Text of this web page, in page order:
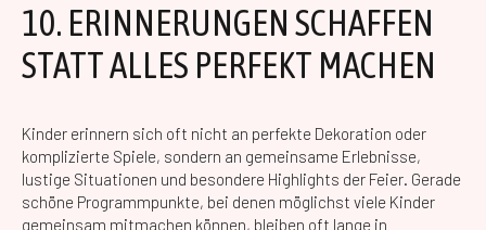
10. ERINNERUNGEN SCHAFFEN
STATT ALLES PERFEKT MACHEN
Kinder erinnern sich oft nicht an perfekte Dekoration oder
komplizierte Spiele, sondern an gemeinsame Erlebnisse,
lustige Situationen und besondere Highlights der Feier. Gerade
schöne Programmpunkte, bei denen möglichst viele Kinder
gemeinsam mitmachen können, bleiben oft lange in